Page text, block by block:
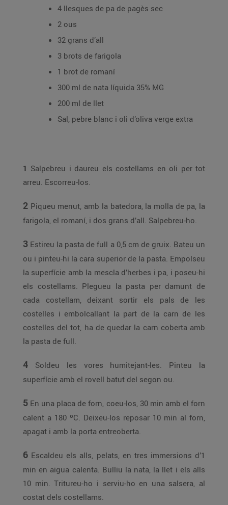
4 llesques de pa de pagès sec
2 ous
32 grans d’all
3 brots de farigola
1 brot de romaní
300 ml de nata líquida 35% MG
200 ml de llet
Sal, pebre blanc i oli d’oliva verge extra
1 Salpebreu i daureu els costellams en oli per tot
arreu. Escorreu-los.
2 Piqueu menut, amb la batedora, la molla de pa, la
farigola, el romaní, i dos grans d’all. Salpebreu-ho.
3 Estireu la pasta de full a 0,5 cm de gruix. Bateu un
ou i pinteu-hi la cara superior de la pasta. Empolseu
la superfície amb la mescla d’herbes i pa, i poseu-hi
els costellams. Plegueu la pasta per damunt de
cada costellam, deixant sortir els pals de les
costelles i embolcallant la part de la carn de les
costelles del tot, ha de quedar la carn coberta amb
la pasta de full.
4 Soldeu les vores humitejant-les. Pinteu la
superfície amb el rovell batut del segon ou.
5 En una placa de forn, coeu-los, 30 min amb el forn
calent a 180 ºC. Deixeu-los reposar 10 min al forn,
apagat i amb la porta entreoberta.
6 Escaldeu els alls, pelats, en tres immersions d’1
min en aigua calenta. Bulliu la nata, la llet i els alls
10 min. Tritureu-ho i serviu-ho en una salsera, al
costat dels costellams.